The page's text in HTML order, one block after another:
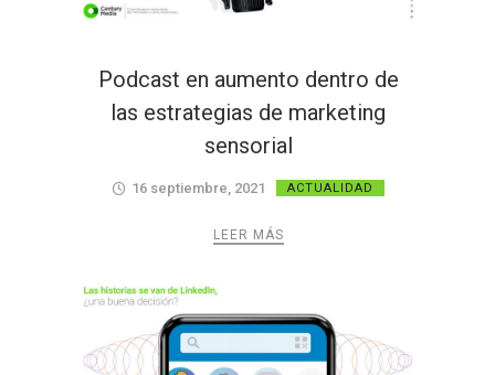
Podcast en aumento dentro de
las estrategias de marketing
sensorial
16 septiembre, 2021 ACTUALIDAD
LEER MÁS